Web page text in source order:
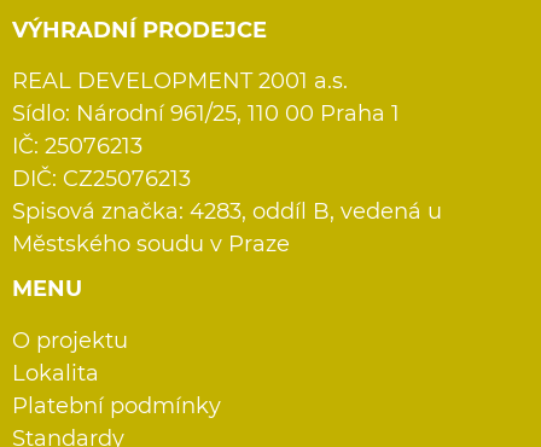
VÝHRADNÍ PRODEJCE
REAL DEVELOPMENT 2001 a.s.
Sídlo: Národní 961/25, 110 00 Praha 1
IČ: 25076213
DIČ: CZ25076213
Spisová značka: 4283, oddíl B, vedená u
Městského soudu v Praze
MENU
O projektu
Lokalita
Platební podmínky
Standardy